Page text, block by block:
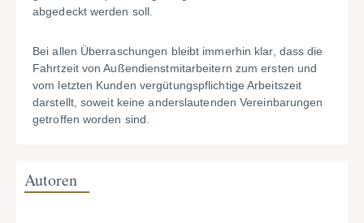
abgedeckt werden soll.
Bei allen Überraschungen bleibt immerhin klar, dass die
Fahrtzeit von Außendienstmitarbeitern zum ersten und
vom letzten Kunden vergütungspflichtige Arbeitszeit
darstellt, soweit keine anderslautenden Vereinbarungen
getroffen worden sind.
Autoren